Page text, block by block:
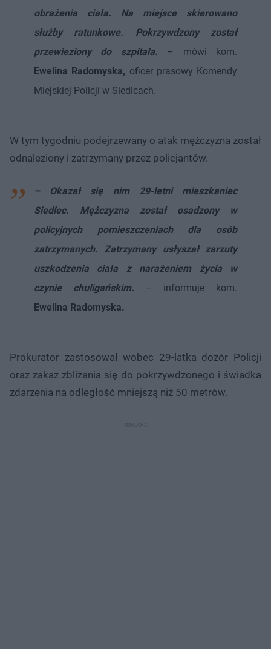
obrażenia ciała. Na miejsce skierowano
służby ratunkowe. Pokrzywdzony został
przewieziony do szpitala.
– mówi kom.
Ewelina Radomyska, oficer prasowy Komendy
Miejskiej Policji w Siedlcach.
W tym tygodniu podejrzewany o atak mężczyzna został
odnaleziony i zatrzymany przez policjantów.
– Okazał się nim 29-letni mieszkaniec
Siedlec. Mężczyzna został osadzony w
policyjnych pomieszczeniach dla osób
zatrzymanych. Zatrzymany usłyszał zarzuty
uszkodzenia ciała z narażeniem życia w
czynie chuligańskim. – informuje kom.
Ewelina Radomyska.
Prokurator zastosował wobec 29-latka dozór Policji
oraz zakaz zbliżania się do pokrzywdzonego i świadka
zdarzenia na odległość mniejszą niż 50 metrów.